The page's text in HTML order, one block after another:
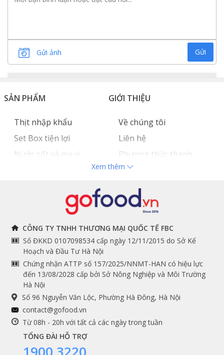
Gửi ảnh Gửi
SẢN PHẨM
Thịt nhập khẩu
Set Box tiện lợi
Nước sốt và gia vị
GIỚI THIỆU
Về chúng tôi
Liên hệ
Phương thức thanh
toán
Tuyển dụng
THÔNG TIN
Chính sách và quy định
chung
Hướng dẫn đặt hàng
Cam kết chất lượng
THEO DÕI NGAY
Facebook
Instagram
Youtube
Tiktok
Shopee
Xem thêm
CÔNG TY TNHH THƯƠNG MẠI QUỐC TẾ FBC
Số ĐKKD 0107098534 cấp ngày 12/11/2015 do Sở Kế
Hoạch và Đầu Tư Hà Nội
Chứng nhận ATTP số 157/2025/NNMT-HAN có hiệu lực
đến 13/08/2028 cấp bởi Sở Nông Nghiệp và Môi Trường
Hà Nội
Số 96 Nguyễn Văn Lộc, Phường Hà Đông, Hà Nội
contact@gofood.vn
Từ 08h - 20h với tất cả các ngày trong tuần
TỔNG ĐÀI HỖ TRỢ